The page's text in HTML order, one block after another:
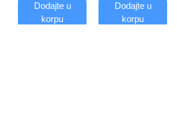
Dodajte u
korpu
Dodajte u
korpu